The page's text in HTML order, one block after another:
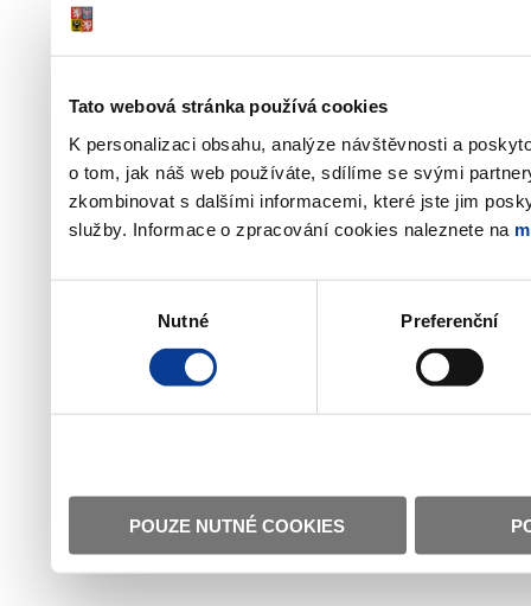
Tato webová stránka používá cookies
K personalizaci obsahu, analýze návštěvnosti a
o tom, jak náš web používáte, sdílíme se svými
zkombinovat s dalšími informacemi, které jste jim
služby. Informace o zpracování cookies naleznete na
Nutné Preferenční
POUZE NUTNÉ COOKIES